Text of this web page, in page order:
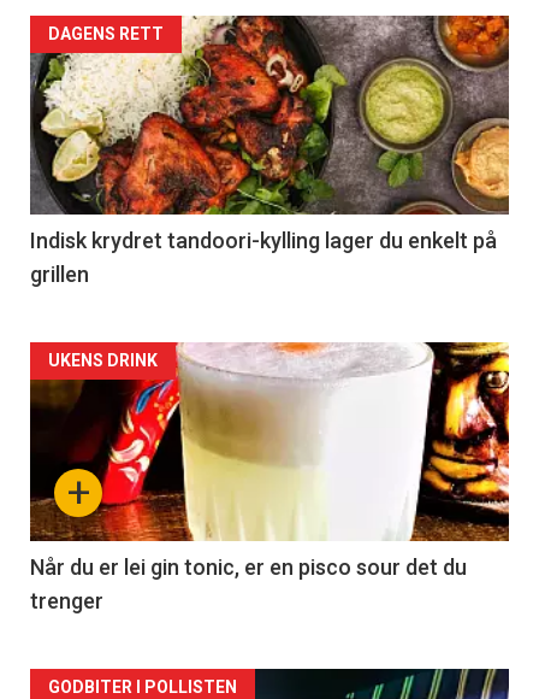
DAGENS RETT
Indisk krydret tandoori-kylling lager du enkelt på
grillen
Forsiden
akkurat
nå
-
2
+
UKENS DRINK
Når du er lei gin tonic, er en pisco sour det du
trenger
GODBITER I POLLISTEN